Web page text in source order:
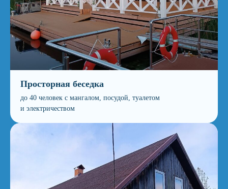
Просторная беседка
до 40 человек с мангалом, посудой, туалетом
и электричеством